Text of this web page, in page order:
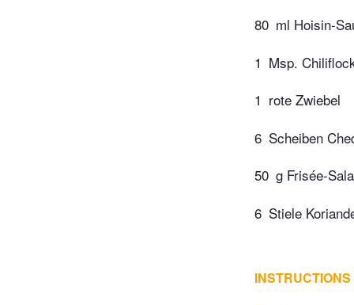
80 ml Hoisin-
1 Msp.
1 rote Zwiebel
6 Scheiben
50 g Frisée-
6 Stiele
INSTRUCTIONS